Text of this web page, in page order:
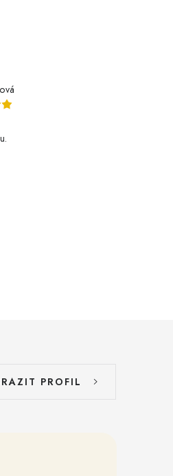
PROFIL